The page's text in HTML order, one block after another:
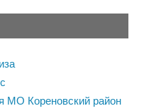
МО Кореновский район